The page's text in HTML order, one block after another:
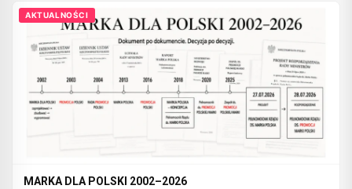
AKTUALNOŚCI
MARKA DLA POLSKI 2002–2026